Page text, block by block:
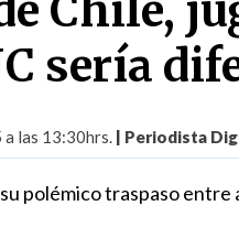
Chile,
sería
a las 13:30hrs. | Periodista
polémico traspaso